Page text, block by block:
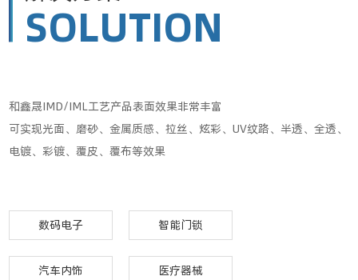
SOLUTION
和鑫晟IMD/IML工艺产品表面效果非常丰富
可实现光面、磨砂、金属质感、拉丝、炫彩、UV纹路、半透、全透、
电镀、彩镀、覆皮、覆布等效果
数码电子 智能门锁
汽车内饰 医疗器械